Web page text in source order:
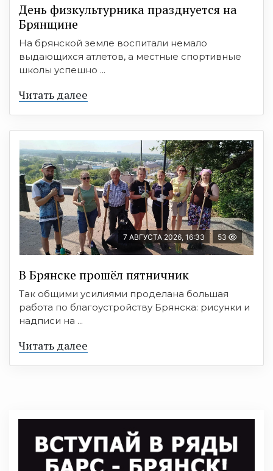
День физкультурника празднуется на
Брянщине
На брянской земле воспитали немало
выдающихся атлетов, а местные спортивные
школы успешно ...
Читать далее
7 АВГУСТА 2026, 16:33 53
В Брянске прошёл пятничник
Так общими усилиями проделана большая
работа по благоустройству Брянска: рисунки и
надписи на ...
Читать далее